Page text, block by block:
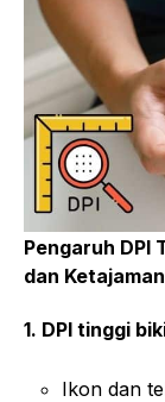
Pengaruh DPI
dan
1. DPI tinggi
Ikon dan